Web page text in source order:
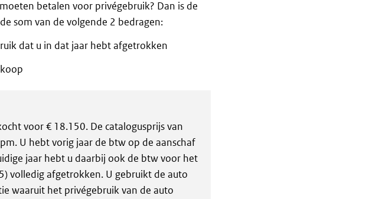
betalen voor privégebruik? Dan is de
som van de volgende 2 bedragen:
dat u in dat jaar hebt afgetrokken
voor € 18.150. De catalogusprijs van
U hebt vorig jaar de btw op de aanschaf
jaar hebt u daarbij ook de btw voor het
volledig afgetrokken. U gebruikt de auto
waaruit het privégebruik van de auto